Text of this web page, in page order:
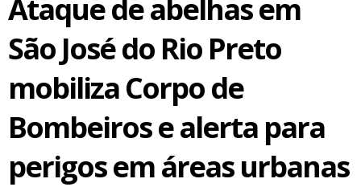
Ataque de abelhas em
São José do Rio Preto
mobiliza Corpo de
Bombeiros e alerta para
perigos em áreas urbanas